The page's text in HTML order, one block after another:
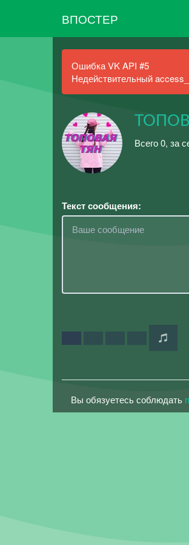
ВПОСТЕР
Ошибка VK API #5
Недействительный
Всего 0, за
Текст сообщения:
Вы обязуетесь соблюдать